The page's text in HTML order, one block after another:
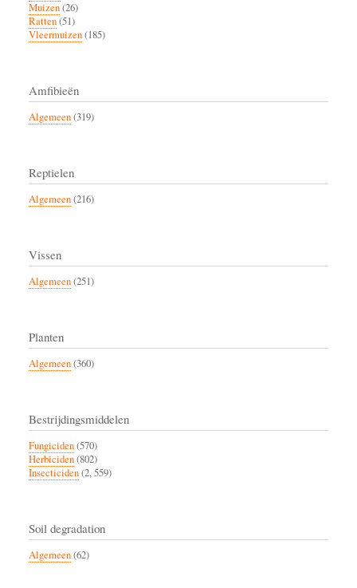
Muizen(26)
Ratten(51)
Vleermuizen(185)
Amfibieën
Algemeen(319)
Reptielen
Algemeen(216)
Vissen
Algemeen(251)
Planten
Algemeen(360)
Bestrijdingsmiddelen
Fungiciden(570)
Herbiciden(802)
Insecticiden(2, 559)
Soil degradation
Algemeen(62)